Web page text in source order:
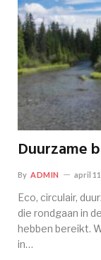
Duurzame
By ADMIN april
Eco, circulair,
die rondgaan in
hebben bereikt.
in…